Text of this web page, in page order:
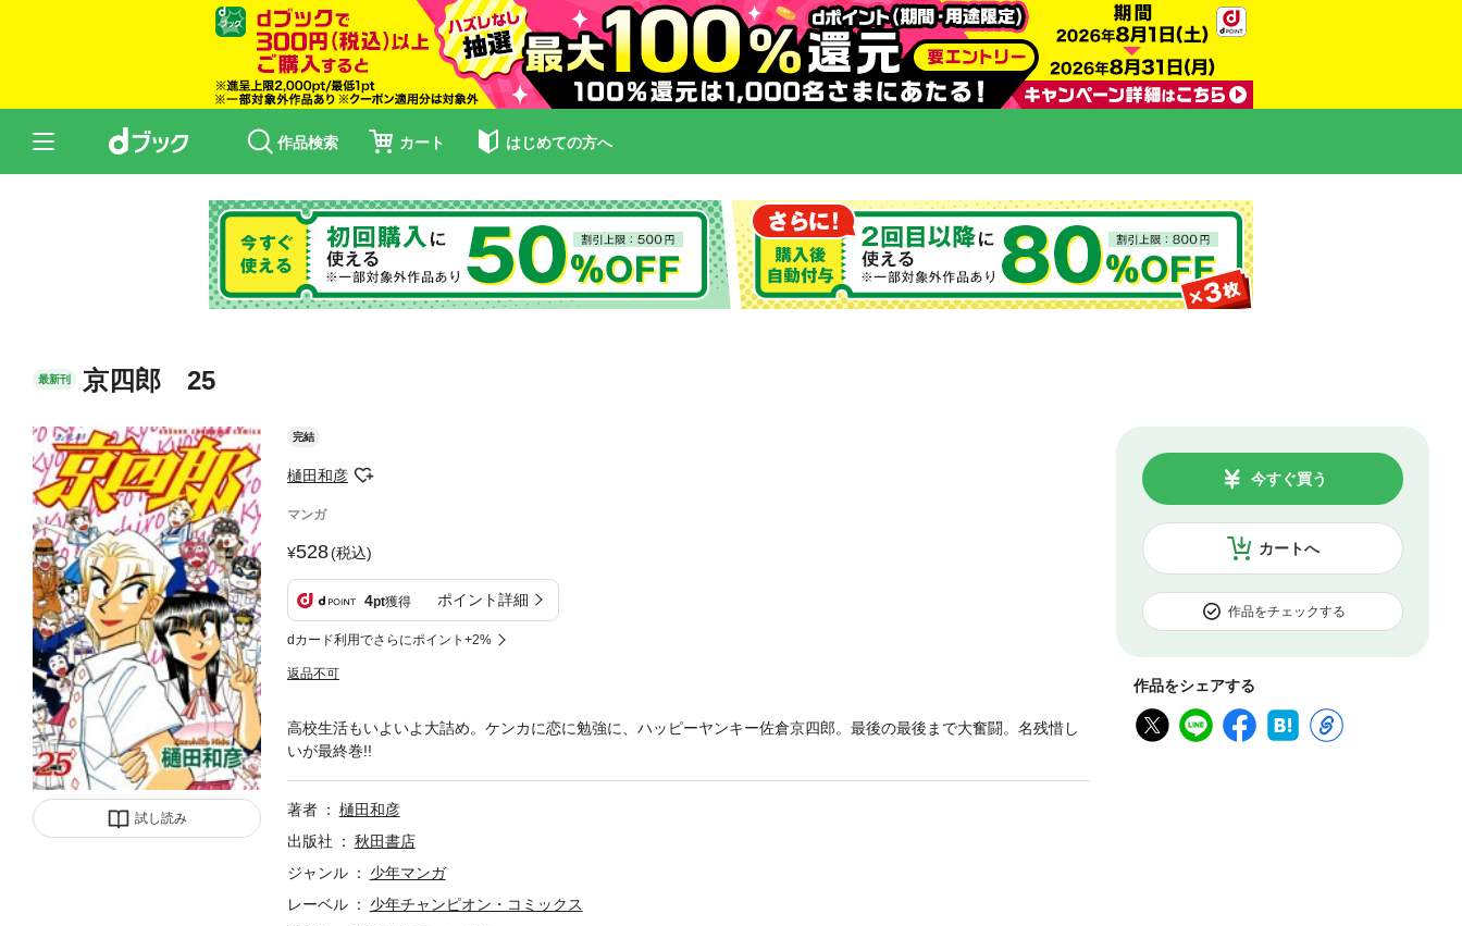
作品検索 カート はじめての方へ
最新刊 京四郎 25
試し読み
完結
樋田和彦
マンガ
528(税込)
4pt獲得 ポイント詳細
dカード利用でさらにポイント+2%
返品不可
カートへ
今すぐ買う
作品をチェックする
作品をシェアする
高校生活もいよいよ大詰め。ケンカに恋に勉強に、ハッピーヤンキー佐倉京四郎。最後の最後まで大奮闘。名残惜し
いが最終巻!!
著者
樋田和彦
出版社
秋田書店
ジャンル
少年マンガ
レーベル
少年チャンピオン・コミックス